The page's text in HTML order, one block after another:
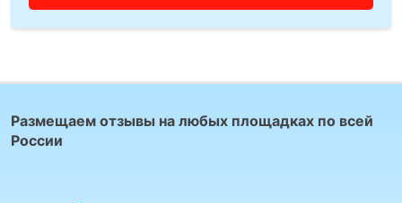
Размещаем отзывы на любых площадках по всей
России